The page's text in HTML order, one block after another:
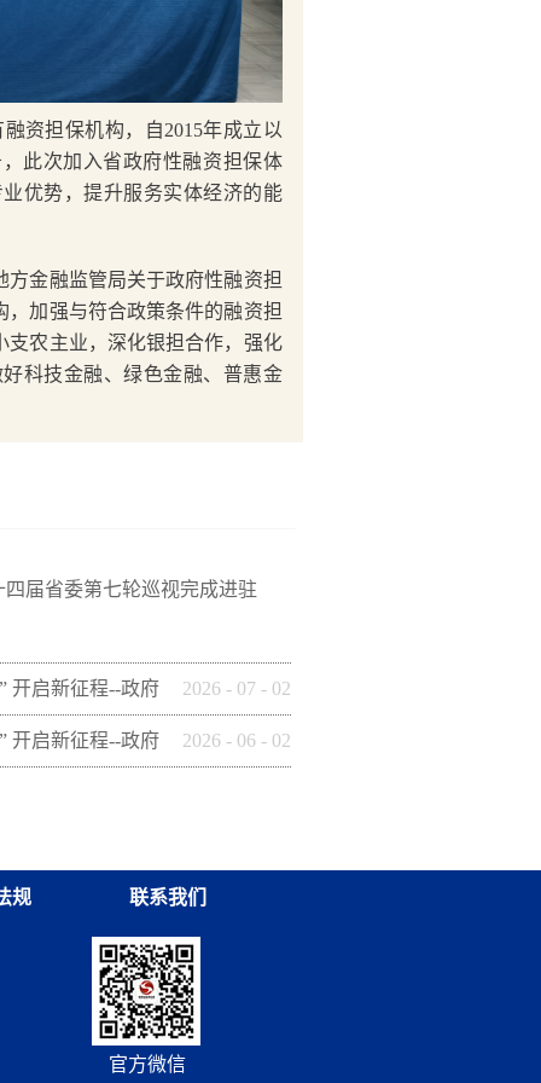
资担保机构，自2015年成立以
此次加入省政府性融资担保体
优势，提升服务实体经济的能
金融监管局关于政府性融资担
加强与符合政策条件的融资担
支农主业，深化银担合作，强化
科技金融、绿色金融、普惠金
四届省委第七轮巡视完成进驻
开启新征程--政府
样做】(十四)安康
2026 - 07 - 02
开启新征程--政府 2026 - 06 - 02
规 联系我们
官方微信